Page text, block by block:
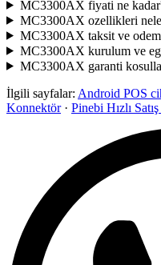
MC3300AX fiyati ne
MC3300AX ozellikleri
MC3300AX taksit ve
MC3300AX kurulum ve
MC3300AX garanti
İlgili sayfalar: Android POS
Konnektör· Pinebi Hızlı